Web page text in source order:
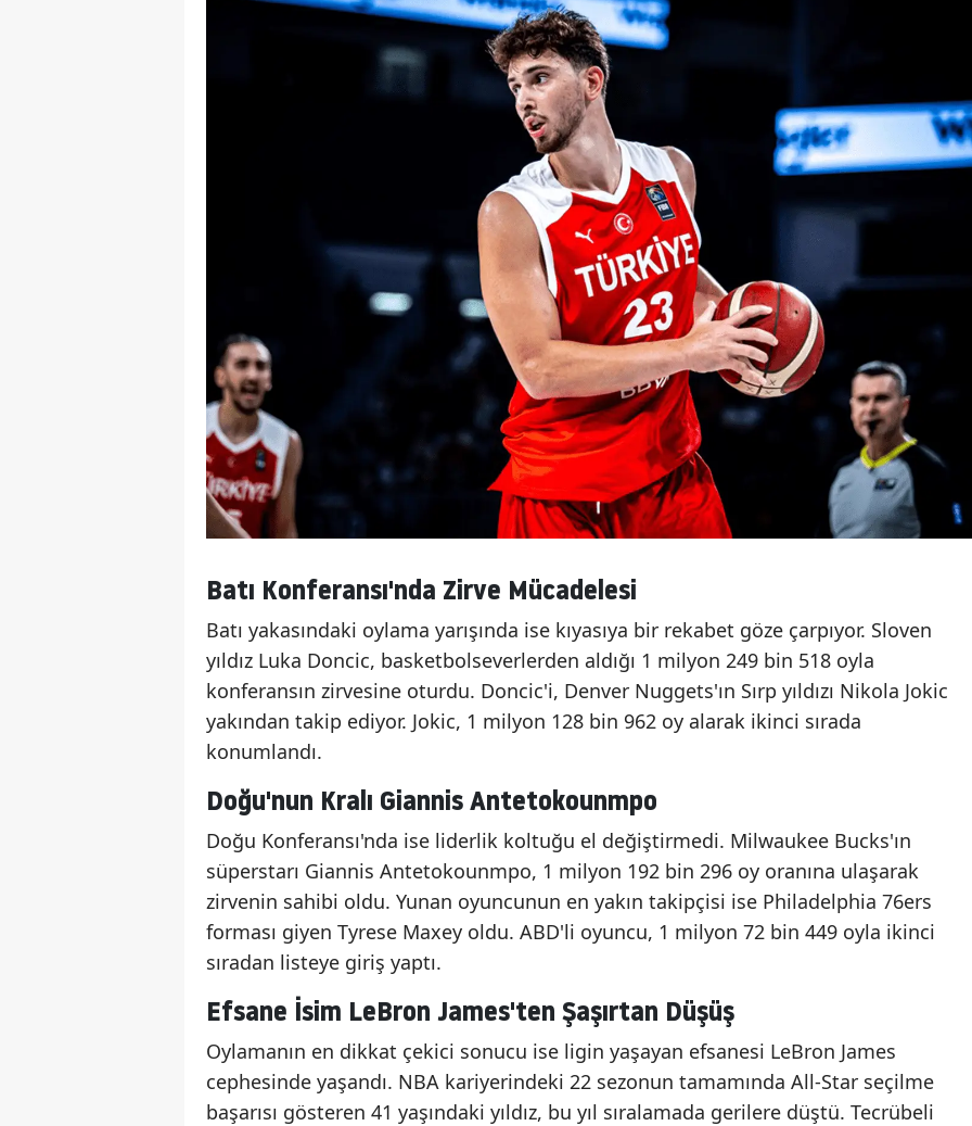
Batı Konferansı'nda Zirve Mücadelesi
Batı yakasındaki oylama yarışında ise kıyasıya bir rekabet göze çarpıyor. Sloven
yıldız Luka Doncic, basketbolseverlerden aldığı 1 milyon 249 bin 518 oyla
konferansın zirvesine oturdu. Doncic'i, Denver Nuggets'ın Sırp yıldızı Nikola Jokic
yakından takip ediyor. Jokic, 1 milyon 128 bin 962 oy alarak ikinci sırada
konumlandı.
Doğu'nun Kralı Giannis Antetokounmpo
Doğu Konferansı'nda ise liderlik koltuğu el değiştirmedi. Milwaukee Bucks'ın
süperstarı Giannis Antetokounmpo, 1 milyon 192 bin 296 oy oranına ulaşarak
zirvenin sahibi oldu. Yunan oyuncunun en yakın takipçisi ise Philadelphia 76ers
forması giyen Tyrese Maxey oldu. ABD'li oyuncu, 1 milyon 72 bin 449 oyla ikinci
sıradan listeye giriş yaptı.
Efsane İsim LeBron James'ten Şaşırtan Düşüş
Oylamanın en dikkat çekici sonucu ise ligin yaşayan efsanesi LeBron James
cephesinde yaşandı. NBA kariyerindeki 22 sezonun tamamında All-Star seçilme
başarısı gösteren 41 yaşındaki yıldız, bu yıl sıralamada gerilere düştü. Tecrübeli